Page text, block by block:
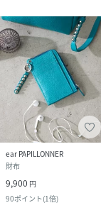
ear PAPILLONNER
財布
9,900 円
90ポイント(1倍)